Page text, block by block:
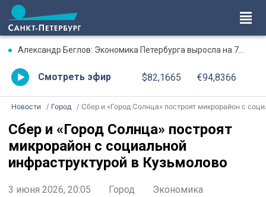
Александр Беглов: Экономика Петербурга выросла на 7% в первом полугодии
Смотреть эфир $82,1665 €94,8366
Новости Город Сбер и «Город Солнца» построят микрорайон с социальной инфраструктурой в Кузьмолово
Сбер и «Город Солнца» построят
микрорайон с социальной
инфраструктурой в Кузьмолово
3 июня 2026, 20:05 Город Экономика